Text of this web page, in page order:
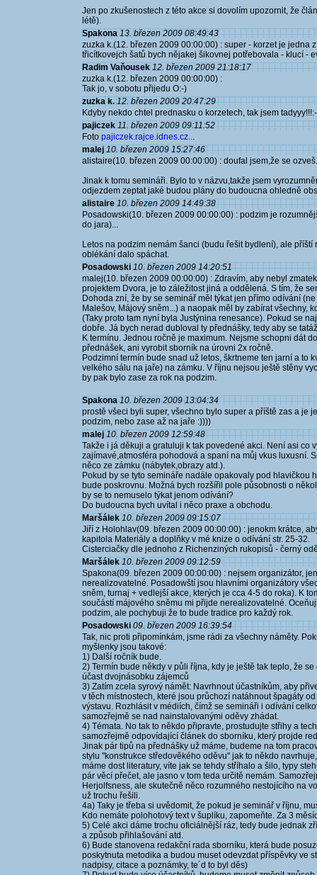
Jen po zkušenostech z této akce si dovolím upozornit, že
létě).
Spakona 13. březen 2009 08:49:43
zuzka k.(12. březen 2009 00:00:00) : super - korzet je jedna
třicítkovejch šatů bych nějakej šikovnej potřebovala - klucí -
Radim Vaňousek 12. březen 2009 21:18:17
zuzka k.(12. březen 2009 00:00:00) :
Tak jo, v sobotu přijedu O:-)
zuzka k. 12. březen 2009 20:47:29
Kdyby nekdo chtel prednasku o korzetech, tak jsem
pajiczek 11. březen 2009 09:11:52
Foto pajiczek.rajce.idnes.cz...
malej 10. březen 2009 15:27:46
alistaire(10. březen 2009 00:00:00) : doufal jsem,že se ozveš.
Jinak k tomu semináři. Bylo to v názvu,takže jsem
odjezdem zeptat jaké budou plány do budoucna ohledně
alistaire 10. březen 2009 14:49:38
Posadowski(10. březen 2009 00:00:00) : podzim je
do jara)...
Letos na podzim nemám šanci (budu řešit bydlení), ale
oblékání dalo spáchat.
Posadowski 10. březen 2009 14:20:51
malej(10. březen 2009 00:00:00) : Zdravím, aby nebyl
projektem Dvora, je to záležitost jiná a oddělená. S tím, že
Dohoda zní, že by se seminář měl týkat jen přímo odívání
Malešov, Májový sněm...) a naopak měl by zabírat všechny,
(Taky proto tam nyní byla Justýnina renesance). Pokud se
dobře. Já bych nerad dubloval ty přednášky, tedy aby se
K termínu. Jednou ročně je maximum. Nejsme schopni dát
přednášek, ani vyrobit sborník na úrovni 2x ročně.
Podzimní termín bude snad už letos, škrtneme ten jarní a to
velkého sálu na jaře) na zámku. V říjnu nejsou ještě stěny
by pak bylo zase za rok na podzim.
Spakona 10. březen 2009 13:04:34
prostě všeci byli super, všechno bylo super a příště zas a je
podzim, nebo zase až na jaře :))))
malej 10. březen 2009 12:59:48
Takže i já děkuji a gratuluji k tak povedené akci. Není asi co
zajímavé,atmosféra pohodová a spaní na můj vkus luxusní.
něco ze zámku (nábytek,obrazy atd.).
Pokud by se tyto semináře nadále opakovaly pod hlavičkou
bude poskrovnu. Možná bych rozšířil pole působnosti o
by se to nemuselo týkat jenom odívání?
Do budoucna bych uvítal i něco praxe a obchodu.
Maršálek 10. březen 2009 09:15:07
Jiří z Holohlav(09. březen 2009 00:00:00) : jenokm krátce,
kapitola Materiály a doplňky v mé knize o odívání str. 25-32.
Cisterciačky dle jednoho z Richenziných rukopisů - černý
Maršálek 10. březen 2009 09:12:59
Spakona(09. březen 2009 00:00:00) : nejsem organizátor,
nerealizovatelné. Posadowští jsou hlavními organizátory
sněm, turnaj + vedlejší akce, kterých je cca 4-5 do roka). K
součástí májového sněmu mi přijde nerealizovatelné.
podzim, ale pochybuji že to bude tradice pro každý rok.
Posadowski 09. březen 2009 16:39:54
Tak, nic proti připomínkám, jsme rádi za všechny náměty.
myšlenky jsou takové:
1) Další ročník bude.
2) Termín bude někdy v půli října, kdy je ještě tak teplo, že
účast dvojnásobku zájemců
3) Zatím zcela syrový námět: Navrhnout účastníkům, aby
v těch místnostech, které jsou průchozí natáhnout špagáty
výstavu. Rozhlásit v médiích, čímž se semináři i odívání
samozřejmě se nad nainstalovanými oděvy zhádat.
4) Témata. No tak to někdo připravte, prostudujte střihy a
samozřejmě odpovídající článek do sborníku, který projde
Jinak pár tipů na přednášky už máme, budeme na tom
stylu "konstrukce středověkého oděvu" jak to někdo
máme dost literatury, víte jak se tehdy stříhalo a šilo, typy
pár věcí přečet, ale jasno v tom teda určitě nemám.
Herjolfsness, ale skutečně něco rozumného nestojícího na
už trochu řešili.
4a) Taky je třeba si uvědomit, že pokud je seminář v říjnu,
Kdo nemáte polohotový text v šuplíku, zapomeňte. Za 3
5) Celé akci dáme trochu oficiálnější ráz, tedy bude jednak
a způsob přihlašování atd.
6) Bude stanovena redakční rada sborníku, která bude
poskytnuta metodika a budou muset odevzdat příspěvky ve
nadpisy, citace a poznámky, te´d to byl děs)